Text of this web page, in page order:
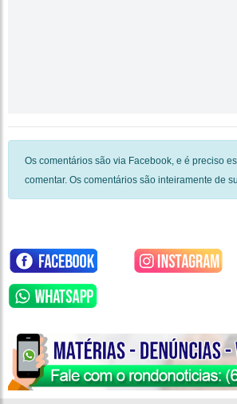
Os comentários são via Facebook, e é preciso
comentar. Os comentários são inteiramente de